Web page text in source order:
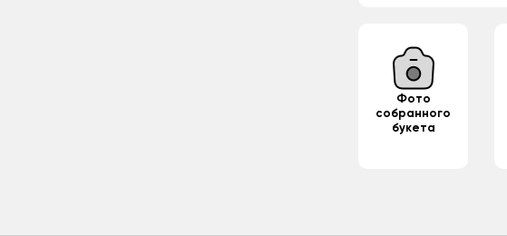
Фото
собранного
букета